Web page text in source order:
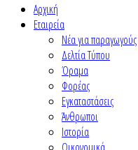
Αρχική
Εταιρεία
Νέα για παραγωγούς
Δελτία Τύπου
Όραμα
Φορέας
Εγκαταστάσεις
Άνθρωποι
Ιστορία